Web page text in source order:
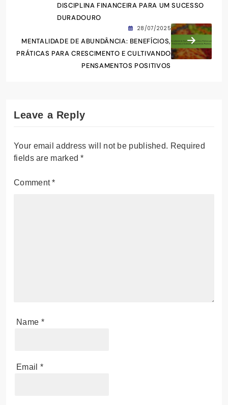
DISCIPLINA FINANCEIRA PARA UM SUCESSO
DURADOURO
28/07/2025
MENTALIDADE DE ABUNDÂNCIA: BENEFÍCIOS,
PRÁTICAS PARA CRESCIMENTO E CULTIVANDO
PENSAMENTOS POSITIVOS
Leave a Reply
Your email address will not be published. Required
fields are marked*
Comment*
Name *
Email *